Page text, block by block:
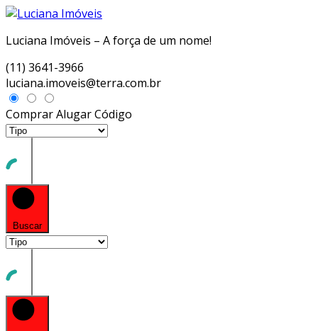
Luciana Imóveis – A força de um nome!
(11) 3641-3966
luciana.imoveis@terra.com.br
ComprarAlugarCódigo
Buscar